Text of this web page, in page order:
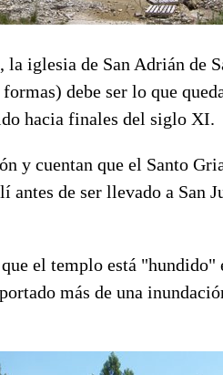
la iglesia de San Adrián de
debe ser lo que
hacia finales del siglo XI.
y cuentan que el Santo
de ser llevado a San
el templo está "hundido"
más de una